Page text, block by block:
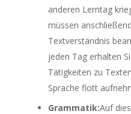
anderen Lerntag
müssen
Textverständnis
jeden Tag erhalten
Tätigkeiten zu
Sprache flott
Grammatik:Auf